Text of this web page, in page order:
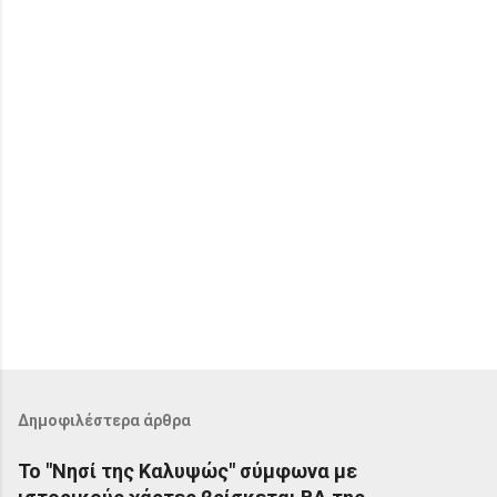
Δημοφιλέστερα άρθρα
Το "Νησί της Καλυψώς" σύμφωνα με